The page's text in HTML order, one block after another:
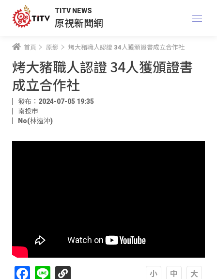
TITV NEWS
原視新聞網
首頁 原鄉 烤大豬職人認證 34人獲頒證書成立合作社
烤大豬職人認證 34人獲頒證書
成立合作社
發布：2024-07-05 19:35
南投市
No(林遠沖)
Facebook
Line